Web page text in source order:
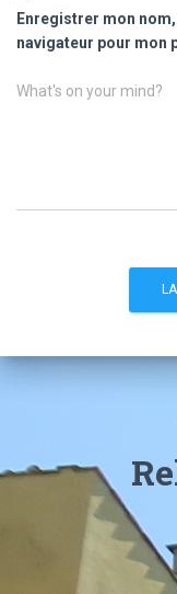
Enregistrer mon
navigateur pour mon
What's on your mind?